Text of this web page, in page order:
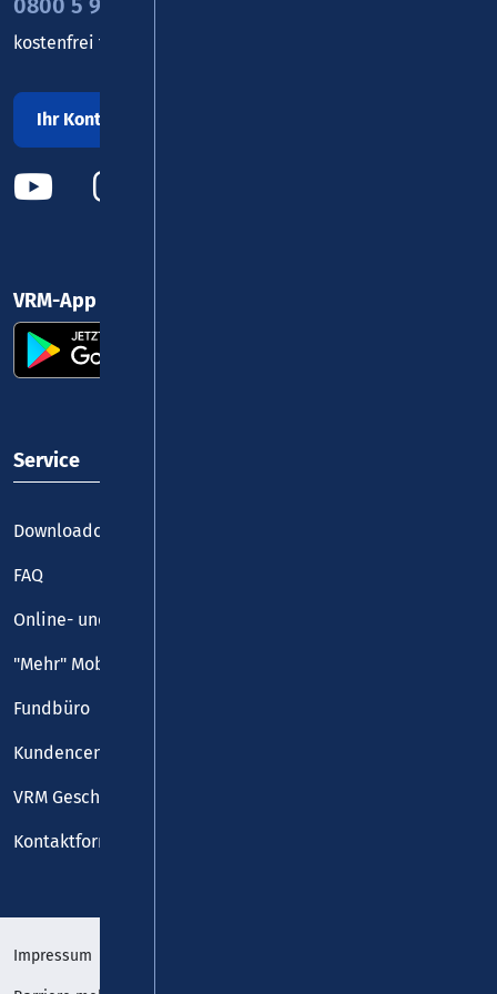
kostenfrei täglich 8 - 20 Uhr
Ihr Kontakt zu uns
VRM-App nutzen und durchstarten
Service
Downloadcenter
FAQ
Online- und Handy-Tickets
"Mehr" Mobilität
Fundbüro
Kundencenter
VRM Geschäftsstelle
Kontaktformular
Impressum